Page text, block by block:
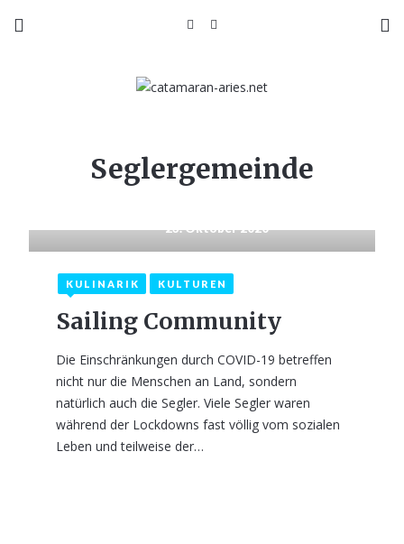
Seglergemeinde
23. Oktober 2020
KULINARIK KULTUREN
Sailing Community
Die Einschränkungen durch COVID-19 betreffen
nicht nur die Menschen an Land, sondern
natürlich auch die Segler. Viele Segler waren
während der Lockdowns fast völlig vom sozialen
Leben und teilweise der…